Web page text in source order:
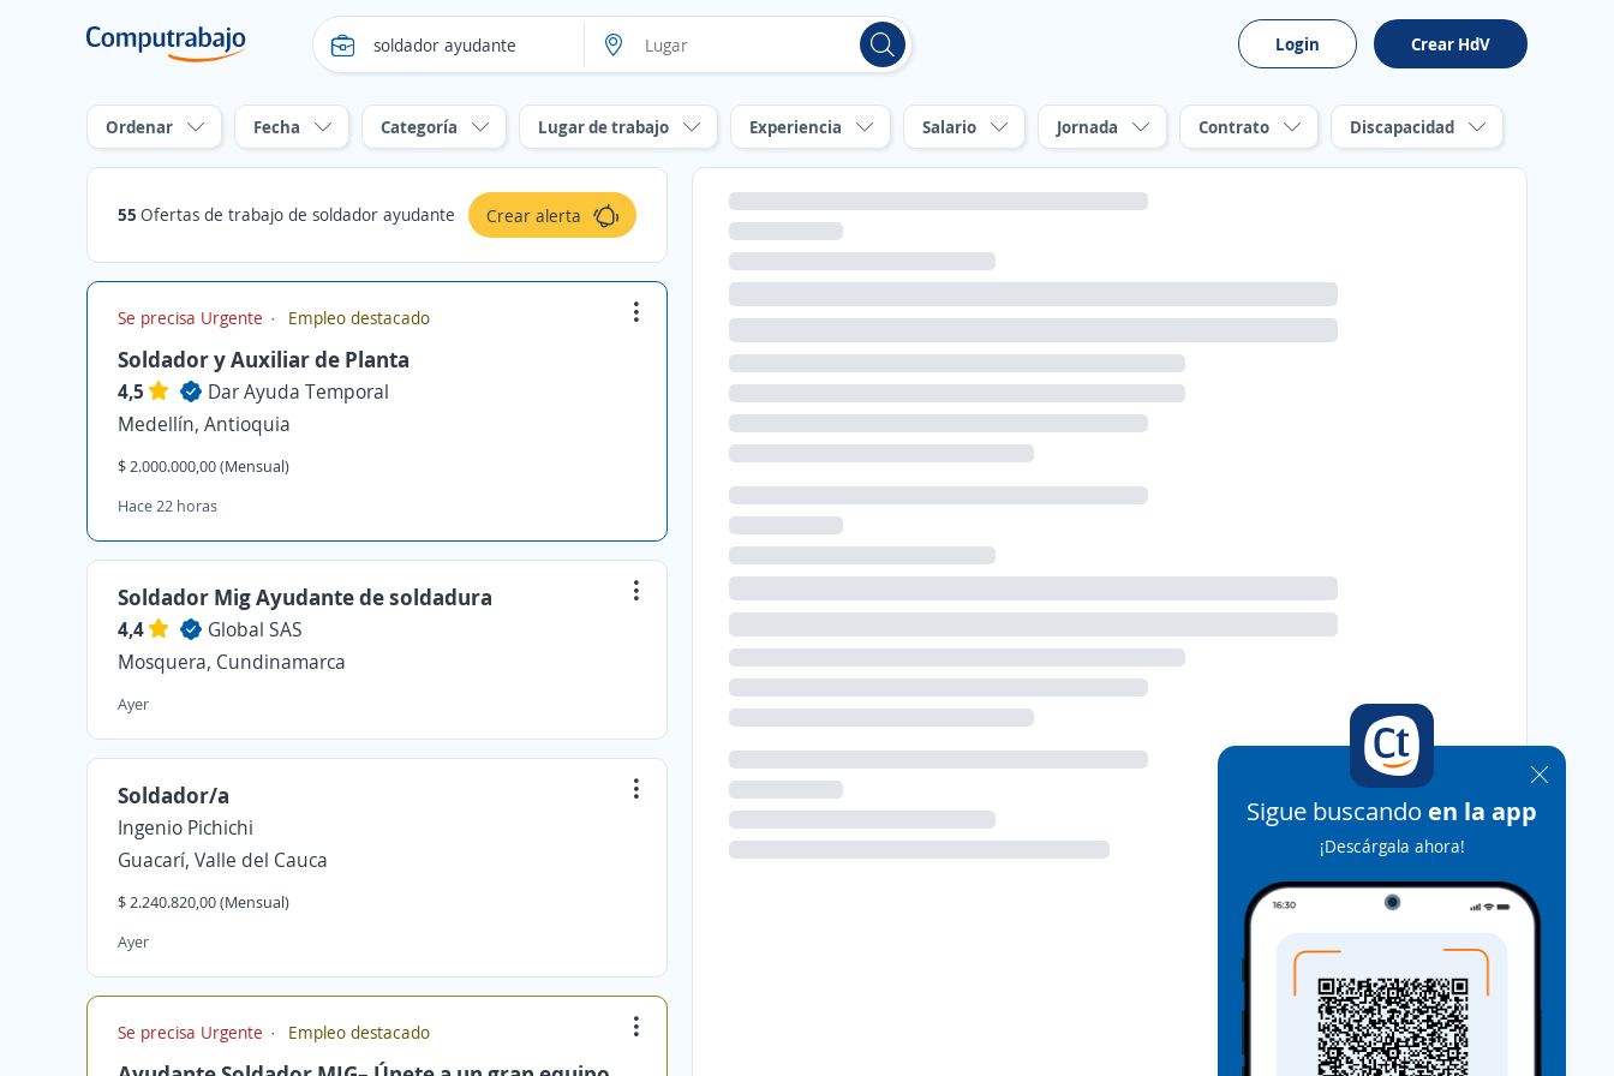
Login Crear HdV
Ordenar Fecha Categoría Lugar de trabajo Experiencia Salario Jornada Contrato Discapacidad
55 Ofertas de trabajo de soldador ayudante Crear alerta
Se precisa Urgente Empleo destacado
Soldador y Auxiliar de Planta
4,5
Dar Ayuda Temporal
Medellín, Antioquia
$ 2.000.000,00 (Mensual)
Hace 22 horas
Soldador Mig Ayudante de soldadura
4,4
Global SAS
Mosquera, Cundinamarca
Ayer
Soldador/a
Ingenio Pichichi
Guacarí, Valle del Cauca
$ 2.240.820,00 (Mensual)
Ayer
Se precisa Urgente Empleo destacado
Sigue buscando en la app
¡Descárgala ahora!